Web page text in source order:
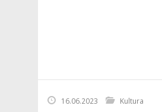
16.06.2023 Kultura